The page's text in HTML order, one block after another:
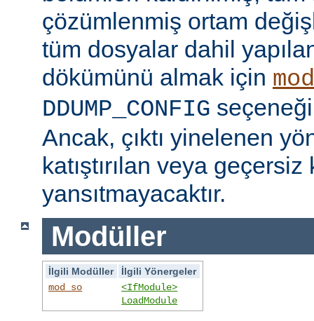
çözümlenmiş ortam
tüm dosyalar dahil
dökümünü almak için
DDUMP_CONFIG
Ancak, çıktı yinelenen
katıştırılan veya geçersiz
yansıtmayacaktır.
Modüller
İlgili Modüller
İlgili Yönergeler
mod_so
<IfModule>
LoadModule